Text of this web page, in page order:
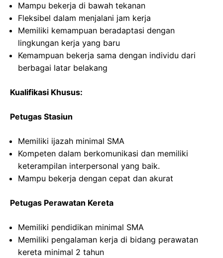
Mampu bekerja di bawah tekanan
Fleksibel dalam menjalani jam kerja
Memiliki kemampuan beradaptasi dengan
lingkungan kerja yang baru
Kemampuan bekerja sama dengan individu dari
berbagai latar belakang
Kualifikasi Khusus:
Petugas Stasiun
Memiliki ijazah minimal SMA
Kompeten dalam berkomunikasi dan memiliki
keterampilan interpersonal yang baik.
Mampu bekerja dengan cepat dan akurat
Petugas Perawatan Kereta
Memiliki pendidikan minimal SMA
Memiliki pengalaman kerja di bidang perawatan
kereta minimal 2 tahun